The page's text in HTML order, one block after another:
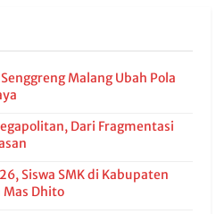
Malang Ubah Pola
Dari Fragmentasi
Siswa SMK di Kabupaten
Mas Dhito